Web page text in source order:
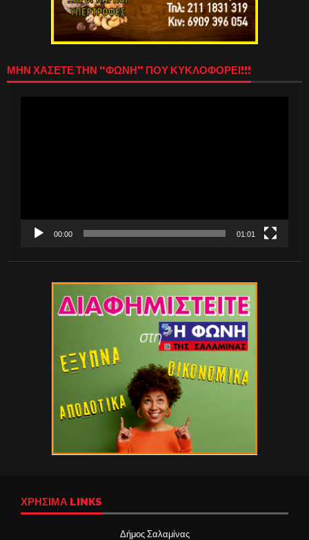
ΜΗΝ ΧΑΣΕΤΕ ΤΗΝ “ΦΩΝΗ” ΠΟΥ ΚΥΚΛΟΦΟΡΕΙ!!!
00:00 01:01
ΧΡΉΣΙΜΑ LINKS
Δήμος Σαλαμίνας